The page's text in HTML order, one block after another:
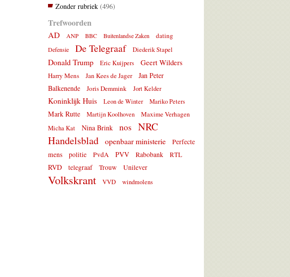
Zonder rubriek(496)
Trefwoorden
AD
ANP BBC Buitenlandse Zaken dating
Defensie De Telegraaf Diederik Stapel
Donald Trump Eric Kuijpers Geert Wilders
Harry Mens Jan Kees de Jager
Jan Peter
Balkenende
Joris Demmink Jort Kelder
Koninklijk Huis Leon de Winter Mariko Peters
Mark Rutte Martijn Koolhoven Maxime Verhagen
Micha Kat Nina Brink nos
NRC
Handelsblad
openbaar ministerie
Perfecte
mens
politie PvdA PVV Rabobank RTL
RVD telegraaf Trouw Unilever
Volkskrant VVD windmolens